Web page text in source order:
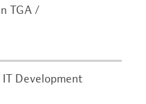
TGA /
Development